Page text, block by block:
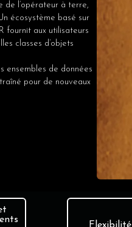
de l’opérateur à terre,
écosystème basé sur
fournit aux utilisateurs
classes d’objets
ensembles de données
pour de nouveaux